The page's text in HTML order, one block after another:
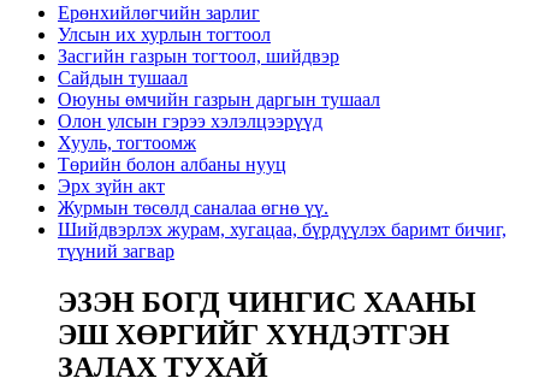
Ерөнхийлөгчийн зарлиг
Улсын их хурлын тогтоол
Засгийн газрын тогтоол, шийдвэр
Сайдын тушаал
Оюуны өмчийн газрын даргын тушаал
Олон улсын гэрээ хэлэлцээрүүд
Хууль, тогтоомж
Төрийн болон албаны нууц
Эрх зүйн акт
Журмын төсөлд саналаа өгнө үү.
Шийдвэрлэх журам, хугацаа, бүрдүүлэх баримт бичиг,
түүний загвар
ЭЗЭН БОГД ЧИНГИС ХААНЫ
ЭШ ХӨРГИЙГ ХҮНДЭТГЭН
ЗАЛАХ ТУХАЙ